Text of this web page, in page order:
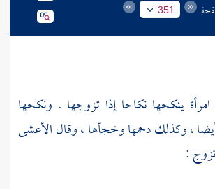
351
ينكحها نكاحا إذا تزوجها . ونكحها
، وكذلك دحمها وخجأها ، وقالالأعشى
: